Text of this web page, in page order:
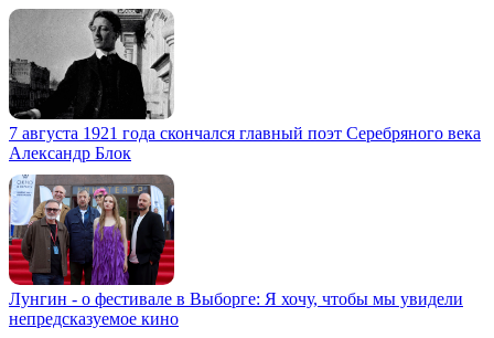
7 августа 1921 года скончался главный поэт Серебряного века
Александр Блок
Лунгин - о фестивале в Выборге: Я хочу, чтобы мы увидели
непредсказуемое кино